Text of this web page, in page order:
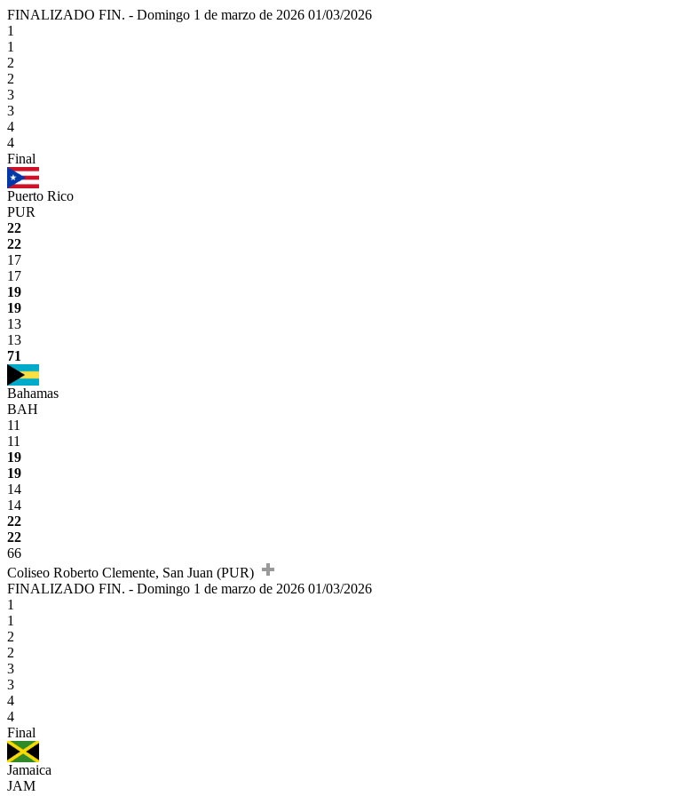
FINALIZADO FIN. - Domingo 1 de marzo de 2026 01/03/2026
1
1
2
2
3
3
4
4
Final
Puerto Rico
PUR
22
22
17
17
19
19
13
13
71
Bahamas
BAH
11
11
19
19
14
14
22
22
66
Coliseo Roberto Clemente, San Juan (PUR)
FINALIZADO FIN. - Domingo 1 de marzo de 2026 01/03/2026
1
1
2
2
3
3
4
4
Final
Jamaica
JAM